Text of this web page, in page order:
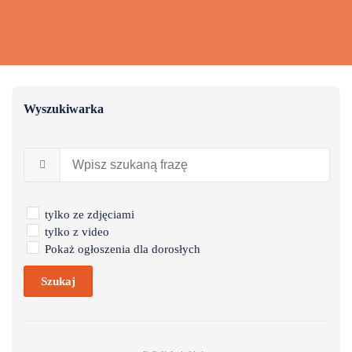
Wyszukiwarka
tylko ze zdjęciami
tylko z video
Pokaż ogłoszenia dla dorosłych
Szukaj